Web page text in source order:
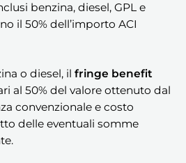
benzina, diesel, GPL e
il 50% dell’importo ACI
o diesel, il fringe benefit
al 50% del valore ottenuto dal
convenzionale e costo
delle eventuali somme